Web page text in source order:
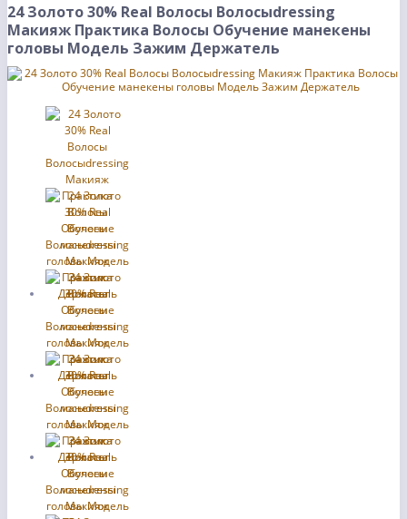
24 Золото 30% Real Волосы Волосыdressing
Макияж Практика Волосы Обучение манекены
головы Модель Зажим Держатель